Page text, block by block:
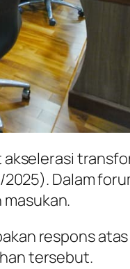
Dalam
respons
tersebut.